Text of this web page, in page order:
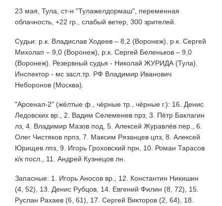
23 мая, Тула, ст-н "Тулажелдормаш", переменная
облачность, +22 гр., слабый ветер, 300 зрителей.
Судьи: р.к. Владислав Ходеев – 8,2 (Воронеж), р.к. Сергей
Михолап – 9,0 (Воронеж), р.к. Сергей Беленьков – 9,0
(Воронеж). Резервный судья - Николай ЖУРИДА (Тула).
Инспектор - мс засл.тр. РФ Владимир Иванович
Неборонов (Москва).
"Арсенал-2" (жёлтые ф., чёрные тр., чёрные г.): 16. Денис
Ледовских вр., 2. Вадим Селеменев прз, 3. Пётр Баклагин
лз, 4. Владимир Мазов под, 5. Алексей Журавлёв пер., 6.
Олег Чистяков прпз, 7. Максим Рязанцев цпз, 8. Алексей
Юрищев лпз, 9. Игорь Гроховский прн, 10. Роман Тарасов
к/к посл., 11. Андрей Кузнецов лн.
Запасные: 1. Игорь Аносов вр., 12. Константин Никишин
(4, 52), 13. Денис Рубцов, 14. Евгений Филин (8, 72), 15.
Руслан Рахаев (6, 61), 17. Сергей Викторов (2, 64), 18.